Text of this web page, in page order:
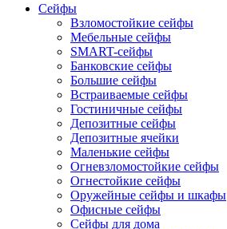
Сейфы
Взломостойкие сейфы
Мебельные сейфы
SMART-сейфы
Банковские сейфы
Большие сейфы
Встраиваемые сейфы
Гостиничные сейфы
Депозитные сейфы
Депозитные ячейки
Маленькие сейфы
Огневзломостойкие сейфы
Огнестойкие сейфы
Оружейные сейфы и шкафы
Офисные сейфы
Сейфы для дома